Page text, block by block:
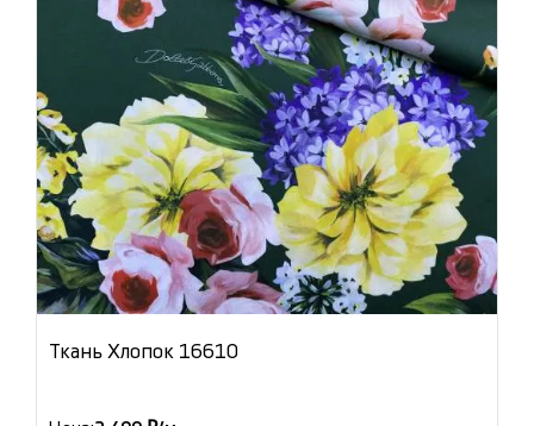
Ткань Хлопок 16610